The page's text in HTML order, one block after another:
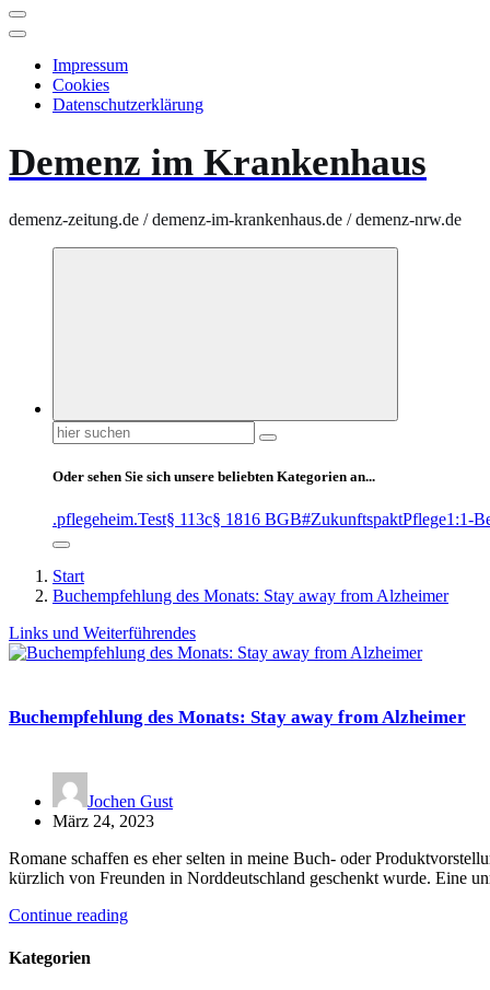
Impressum
Cookies
Datenschutzerklärung
Demenz im Krankenhaus
demenz-zeitung.de / demenz-im-krankenhaus.de / demenz-nrw.de
Suchen
nach:
Oder sehen Sie sich unsere beliebten Kategorien an...
.pflegeheim.Test§ 113c§ 1816 BGB#ZukunftspaktPflege1:1-
Start
Buchempfehlung des Monats: Stay away from Alzheimer
Links und Weiterführendes
Buchempfehlung des Monats: Stay away from Alzheimer
Jochen Gust
März 24, 2023
Romane schaffen es eher selten in meine Buch- oder
kürzlich von Freunden in Norddeutschland geschenkt wurde. Eine
Continue reading
Kategorien